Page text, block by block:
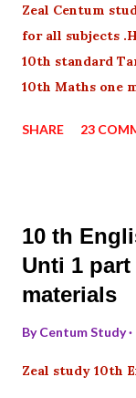
Zeal Centum
for all subjects
10th standard
10th Maths one
SHARE 23
10 th
Unti 1
materials
ByCentum Study
Zeal study 10th